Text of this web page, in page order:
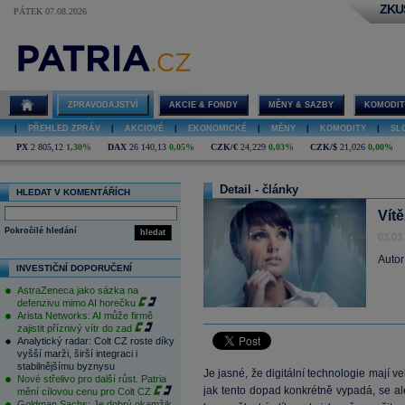
PÁTEK 07.08.2026
ZPRAVODAJSTVÍ AKCIE & FONDY MĚNY & SAZBY
PŘEHLED ZPRÁV AKCIOVÉ EKONOMICKÉ MĚNY KOMODITY
PX 2 805,12 1,30% DAX 26 140,13 0,05% CZK/€ 24,229 0,03% CZK/$ 21,026 0,00%
HLEDAT V KOMENTÁŘÍCH
hledat
Pokročilé hledání
INVESTIČNÍ DOPORUČENÍ
AstraZeneca jako sázka na
defenzivu mimo AI horečku
Arista Networks: AI může firmě
zajistit příznivý vítr do zad
Analytický radar: Colt CZ roste díky
vyšší marži, širší integraci i
stabilnějšímu byznysu
Nové střelivo pro další růst. Patria
mění cílovou cenu pro Colt CZ
Detail - články
Je jasné, že digitální technologie mají
jak tento dopad konkrétně vypadá, se